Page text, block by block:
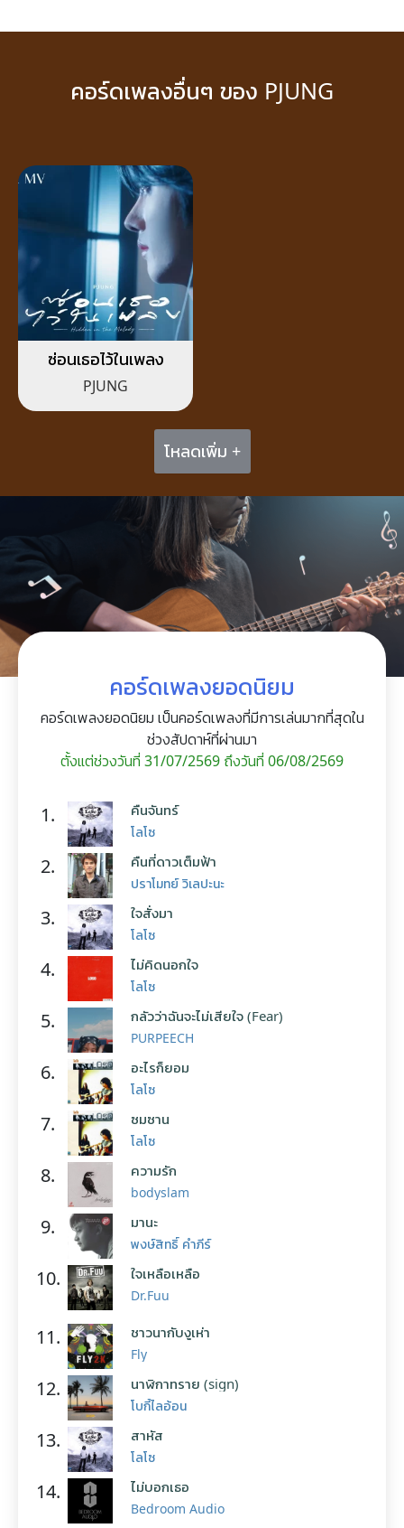
คอร์ดเพลงอื่นๆ ของ PJUNG
ซ่อนเธอไว้ในเพลง
PJUNG
โหลดเพิ่ม +
คอร์ดเพลงยอดนิยม
คอร์ดเพลงยอดนิยม เป็นคอร์ดเพลงที่มีการเล่นมากที่สุดใน
ช่วงสัปดาห์ที่ผ่านมา
ตั้งแต่ช่วงวันที่ 31/07/2569 ถึงวันที่ 06/08/2569
1. คืนจันทร์
โลโซ
2. คืนที่ดาวเต็มฟ้า
ปราโมทย์ วิเลปะนะ
3. ใจสั่งมา
โลโซ
4. ไม่คิดนอกใจ
โลโซ
5. กลัวว่าฉันจะไม่เสียใจ (Fear)
PURPEECH
6. อะไรก็ยอม
โลโซ
7. ซมซาน
โลโซ
8. ความรัก
bodyslam
9. มานะ
พงษ์สิทธิ์ คำภีร์
10. ใจเหลือเหลือ
Dr.Fuu
11. ชาวนากับงูเห่า
Fly
12. นาฬิกาทราย (sign)
โบกี้ไลอ้อน
13. สาหัส
โลโซ
14. ไม่บอกเธอ
Bedroom Audio